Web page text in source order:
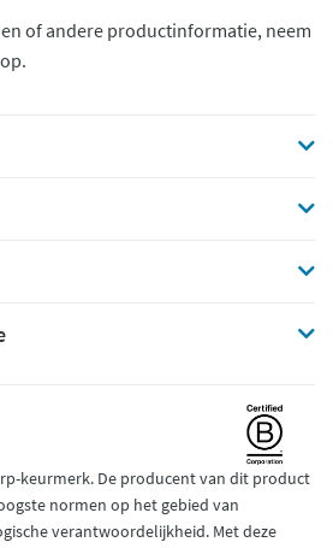
of andere productinformatie, neem
keurmerk. De producent van dit product
normen op het gebied van
verantwoordelijkheid. Met deze